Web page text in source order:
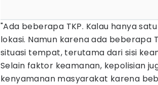
"Ada beberapa TKP. Kalau hanya
lokasi. Namun karena ada beberapa
situasi tempat, terutama dari sisi
Selain faktor keamanan, kepolisian
kenyamanan masyarakat karena